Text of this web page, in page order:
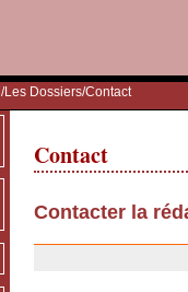
/Les Dossiers/Contact
Contact
Contacter la